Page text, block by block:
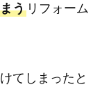
うリフォーム
てしまったと